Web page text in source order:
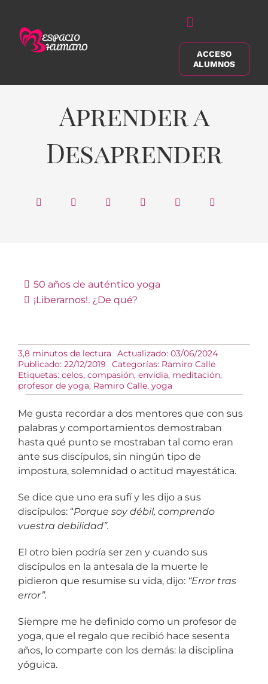
contenido
Alternar
navegación
Buscar:
ACCESO
ALUMNOS
Aprender a
Desaprender
50 años de auténtico yoga
¡Liberarnos!. ¿De qué?
3,8 minutos de lectura
Actualizado: 03/06/2024
Publicado: 22/12/2019
Categorías: Ramiro Calle
Etiquetas: celos, compasión, envidia, meditación,
profesor de yoga, Ramiro Calle, yoga
Me gusta recordar a dos mentores que con sus
palabras y comportamientos demostraban
hasta qué punto se mostraban tal como eran
ante sus discípulos, sin ningún tipo de
impostura, solemnidad o actitud mayestática.
Se dice que uno era sufí y les dijo a sus
discípulos: “Porque soy débil, comprendo
vuestra debilidad”.
El otro bien podría ser zen y cuando sus
discípulos en la antesala de la muerte le
pidieron que resumise su vida, dijo: “Error tras
error”.
Siempre me he definido como un profesor de
yoga, que el regalo que recibió hace sesenta
años, lo comparte con los demás: la disciplina
yóguica.